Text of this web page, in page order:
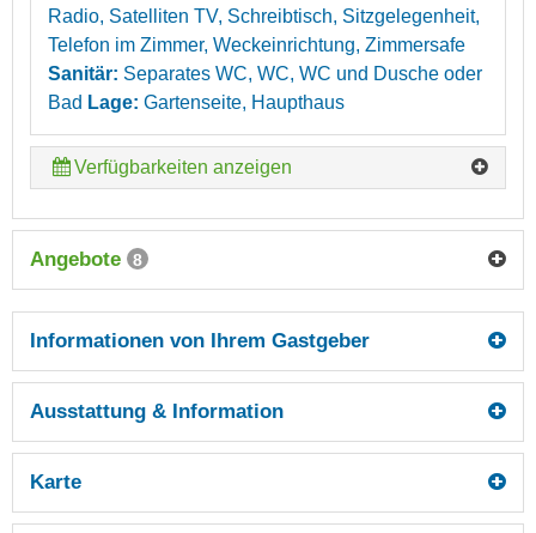
Radio, Satelliten TV, Schreibtisch, Sitzgelegenheit,
Telefon im Zimmer, Weckeinrichtung, Zimmersafe
Sanitär: Separates WC, WC, WC und Dusche oder
Bad Lage: Gartenseite, Haupthaus
Verfügbarkeiten anzeigen
Angebote 8
Informationen von Ihrem Gastgeber
Ausstattung & Information
Karte